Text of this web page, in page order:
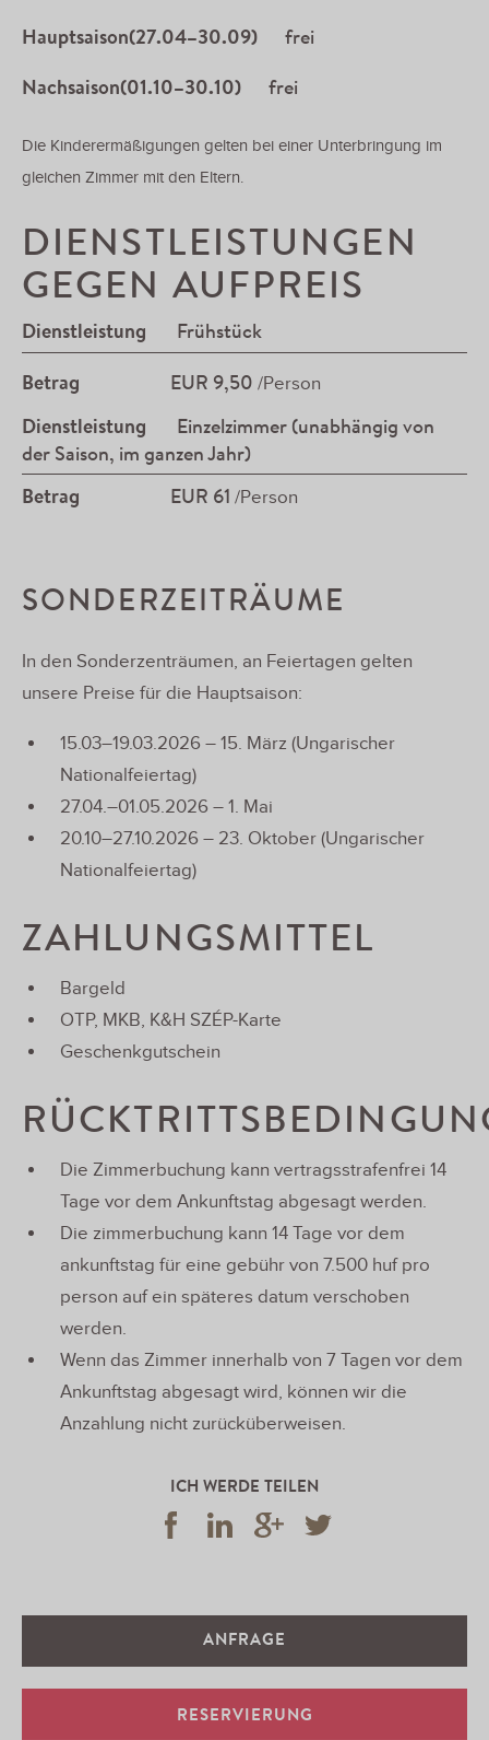
Hauptsaison(27.04–30.09) frei
Nachsaison(01.10–30.10) frei
Die Kinderermäßigungen gelten bei einer Unterbringung im
gleichen Zimmer mit den Eltern.
DIENSTLEISTUNGEN
GEGEN AUFPREIS
Dienstleistung Frühstück
Betrag EUR 9,50 /Person
Dienstleistung
Einzelzimmer (unabhängig von
der Saison, im ganzen Jahr)
Betrag EUR 61 /Person
SONDERZEITRÄUME
In den Sonderzenträumen, an Feiertagen gelten
unsere Preise für die Hauptsaison:
15.03–19.03.2026 – 15. März (Ungarischer
Nationalfeiertag)
27.04.–01.05.2026 – 1. Mai
20.10–27.10.2026 – 23. Oktober (Ungarischer
Nationalfeiertag)
ZAHLUNGSMITTEL
Bargeld
OTP, MKB, K&H SZÉP-Karte
Geschenkgutschein
Die Zimmerbuchung kann vertragsstrafenfrei 14
Tage vor dem Ankunftstag abgesagt werden.
Die zimmerbuchung kann 14 Tage vor dem
ankunftstag für eine gebühr von 7.500 huf pro
person auf ein späteres datum verschoben
werden.
Wenn das Zimmer innerhalb von 7 Tagen vor dem
Ankunftstag abgesagt wird, können wir die
Anzahlung nicht zurücküberweisen.
ICH WERDE TEILEN
ANFRAGE
RESERVIERUNG